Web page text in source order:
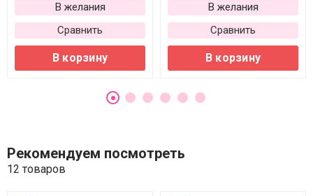
В желания
Сравнить
В корзину
В желания
Сравнить
В корзину
Рекомендуем посмотреть
12 товаров